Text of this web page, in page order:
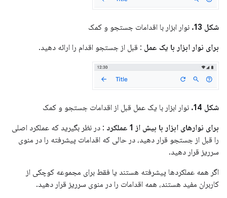
شکل 13.
نوار ابزار با اقدامات جستجو و کمک
برای نوار ابزار با یک عمل : قبل از جستجو اقدام را ارائه دهید.
شکل 14.
نوار ابزار با یک عمل قبل از اقدامات جستجو و کمک
برای نوارهای ابزار با بیش از 1 عملکرد
: در نظر بگیرید که عملکرد اصلی
را قبل از جستجو قرار دهید، در حالی که اقدامات پیشرفته را در منوی
سرریز قرار دهید.
اگر همه عملکردها پیشرفته هستند یا فقط برای مجموعه کوچکی از
کاربران مفید هستند، همه اقدامات را در منوی سرریز قرار دهید.